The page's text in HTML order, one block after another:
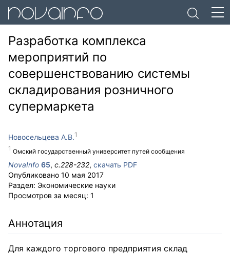
Разработка комплекса
мероприятий по
совершенствованию системы
складирования розничного
супермаркета
Новосельцева А.В.
Омский государственный университет путей сообщения
NovaInfo 65, с.228-232, скачать PDF
Опубликовано 10 мая 2017
Раздел: Экономические науки
Просмотров за месяц: 1
Аннотация
Для каждого торгового предприятия склад